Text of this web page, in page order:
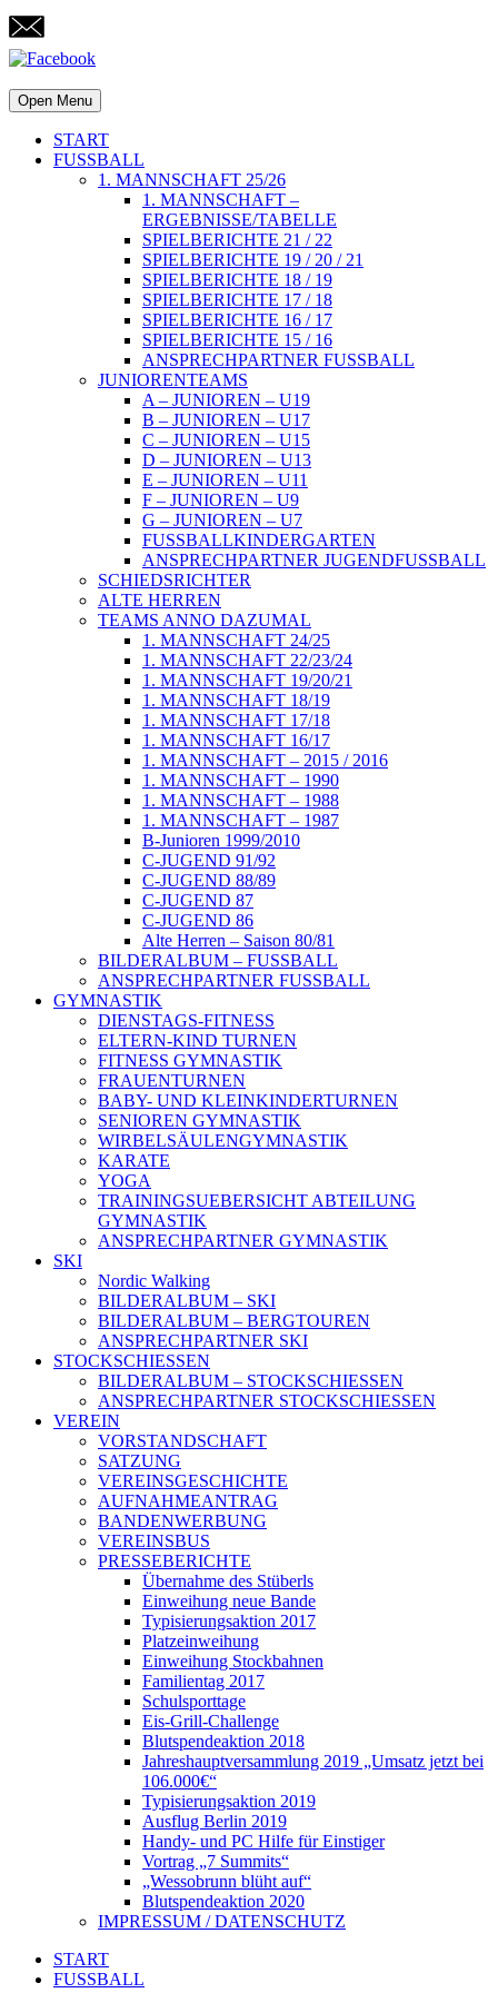
Open Menu
START
FUSSBALL
1. MANNSCHAFT 25/26
1. MANNSCHAFT –
ERGEBNISSE/TABELLE
SPIELBERICHTE 21 / 22
SPIELBERICHTE 19 / 20 / 21
SPIELBERICHTE 18 / 19
SPIELBERICHTE 17 / 18
SPIELBERICHTE 16 / 17
SPIELBERICHTE 15 / 16
ANSPRECHPARTNER FUSSBALL
JUNIORENTEAMS
A – JUNIOREN – U19
B – JUNIOREN – U17
C – JUNIOREN – U15
D – JUNIOREN – U13
E – JUNIOREN – U11
F – JUNIOREN – U9
G – JUNIOREN – U7
FUSSBALLKINDERGARTEN
ANSPRECHPARTNER JUGENDFUSSBALL
SCHIEDSRICHTER
ALTE HERREN
TEAMS ANNO DAZUMAL
1. MANNSCHAFT 24/25
1. MANNSCHAFT 22/23/24
1. MANNSCHAFT 19/20/21
1. MANNSCHAFT 18/19
1. MANNSCHAFT 17/18
1. MANNSCHAFT 16/17
1. MANNSCHAFT – 2015 / 2016
1. MANNSCHAFT – 1990
1. MANNSCHAFT – 1988
1. MANNSCHAFT – 1987
B-Junioren 1999/2010
C-JUGEND 91/92
C-JUGEND 88/89
C-JUGEND 87
C-JUGEND 86
Alte Herren – Saison 80/81
BILDERALBUM – FUSSBALL
ANSPRECHPARTNER FUSSBALL
GYMNASTIK
DIENSTAGS-FITNESS
ELTERN-KIND TURNEN
FITNESS GYMNASTIK
FRAUENTURNEN
BABY- UND KLEINKINDERTURNEN
SENIOREN GYMNASTIK
WIRBELSÄULENGYMNASTIK
KARATE
YOGA
TRAININGSUEBERSICHT ABTEILUNG
GYMNASTIK
ANSPRECHPARTNER GYMNASTIK
SKI
Nordic Walking
BILDERALBUM – SKI
BILDERALBUM – BERGTOUREN
ANSPRECHPARTNER SKI
STOCKSCHIESSEN
BILDERALBUM – STOCKSCHIESSEN
ANSPRECHPARTNER STOCKSCHIESSEN
VEREIN
VORSTANDSCHAFT
SATZUNG
VEREINSGESCHICHTE
AUFNAHMEANTRAG
BANDENWERBUNG
VEREINSBUS
PRESSEBERICHTE
Übernahme des Stüberls
Einweihung neue Bande
Typisierungsaktion 2017
Platzeinweihung
Einweihung Stockbahnen
Familientag 2017
Schulsporttage
Eis-Grill-Challenge
Blutspendeaktion 2018
Jahreshauptversammlung 2019 „Umsatz jetzt bei
106.000€“
Typisierungsaktion 2019
Ausflug Berlin 2019
Handy- und PC Hilfe für Einstiger
Vortrag „7 Summits“
„Wessobrunn blüht auf“
Blutspendeaktion 2020
IMPRESSUM / DATENSCHUTZ
START
FUSSBALL